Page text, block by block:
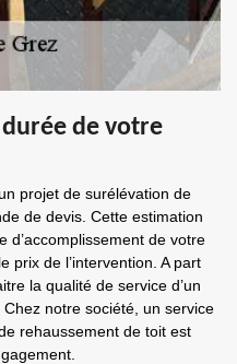
de votre
projet de surélévation de
de devis. Cette estimation
d’accomplissement de votre
prix de l’intervention. A part
la qualité de service d’un
notre société, un service
rehaussement de toit est